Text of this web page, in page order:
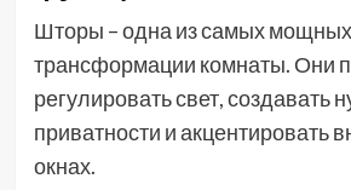
Шторы – одна из самых
трансформации комнаты. Они
регулировать свет, создавать
приватности и акцентировать
окнах.